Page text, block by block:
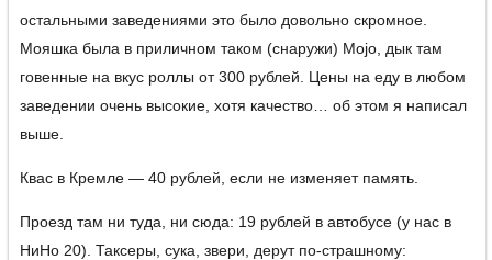
остальными заведениями это было довольно скромное.
Мояшка была в приличном таком (снаружи) Mojo, дык там
говенные на вкус роллы от 300 рублей. Цены на еду в любом
заведении очень высокие, хотя качество… об этом я написал
выше.
Квас в Кремле — 40 рублей, если не изменяет память.
Проезд там ни туда, ни сюда: 19 рублей в автобусе (у нас в
НиНо 20). Таксеры, сука, звери, дерут по-страшному: